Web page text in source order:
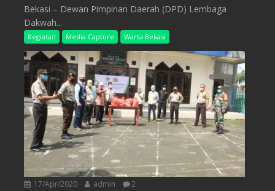
Bekasi – Dewan Pimpinan Daerah (DPD) Lembaga
Dakwah...
Kegiatan Media Capture Warta Bekasi
17/Apr/2020 admin 2